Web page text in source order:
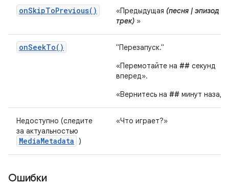
onSkipToPrevious() «Предыдущая (песня | эпизод |
трек) »
onSeekTo()
"Перезапуск."
«Перемотайте на ## секунд
вперед».
«Вернитесь на ## минут
Недоступно (следите
за актуальностью
MediaMetadata )
«Что играет?»
Ошибки